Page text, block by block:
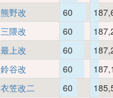
熊野改 60
三隈改 60
最上改 60
鈴谷改 60
衣笠改二 60